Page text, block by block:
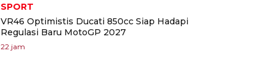
SPORT
VR46 Optimistis Ducati 850cc Siap Hadapi
Regulasi Baru MotoGP 2027
22 jam